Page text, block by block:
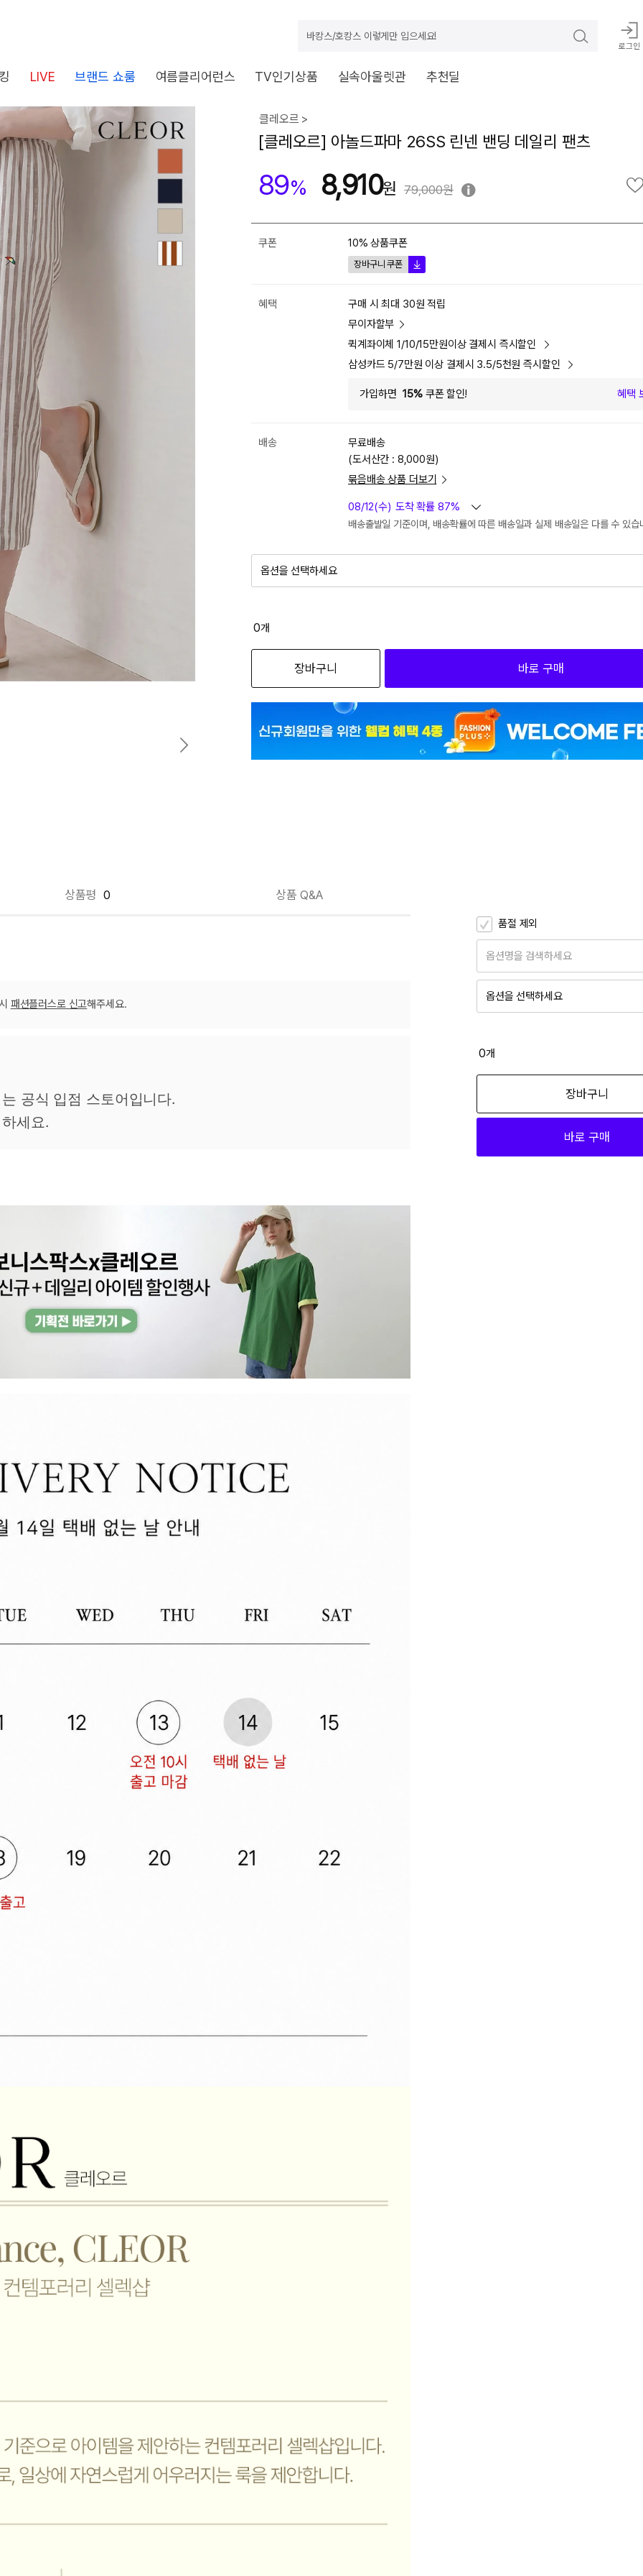
바캉스/호캉스 이렇게만 입으세요!
로그인
LIVE 브랜드 쇼룸 여름클리어런스 TV인기상품 실속아울렛관 추천딜
장바구니 쿠폰
트렌드 원데이 깜짝 5% 장바구니 쿠폰
(결제금액 50,000원 이상, 최대할인 5,000원)
세요?
쇼핑 계속하기 장바구니 가기
클레오르 >
[클레오르] 아놀드파마 26SS 린넨 밴딩 데일리 팬츠
89% 8,910 79,000원
쿠폰 10% 상품쿠폰
장바구니 쿠폰
혜택
구매 시 최대 30원 적립
무이자할부
퀵계좌이체 1/10/15만원이상 결제시 즉시할인
삼성카드 5/7만원 이상 결제시 3.5/5천원 즉시할인
가입하면 15%쿠폰 할인! 혜택
배송
무료배송
(도서산간 : 8,000원)
묶음배송 상품 더보기
08/12(수) 도착 확률 87%
배송출발일 기준이며, 배송확률에 따른 배송일과 실제 배송일은 다를 수 있습
옵션을 선택하세요
브릭오렌지 FREE
0개
장바구니 바로 구매
상품평 0 상품 Q&A
품절 제외
옵션명을 검색하세요
옵션을 선택하세요
8,910
8,910
0개
장바구니
바로 구매